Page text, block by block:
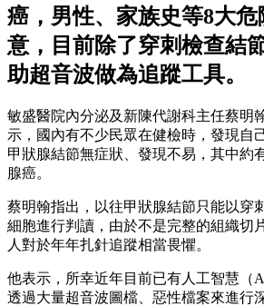
癌，男性、家族史等8大
意，目前除了穿刺檢查結
助超音波做為追蹤工具。
敏盛醫院內分泌及新陳代謝科主任蔡明
示，國內有不少民眾在健檢時，發現自
甲狀腺結節無症狀、發現不易，其中約
腺癌。
蔡明翰指出，以往甲狀腺結節只能以穿
細胞進行判讀，由於不是完整的組織切
人對於年年扎針追蹤相當畏懼。
他表示，所幸近年目前已有人工智慧（
透過大量超音波圖檔、惡性檔案來進行